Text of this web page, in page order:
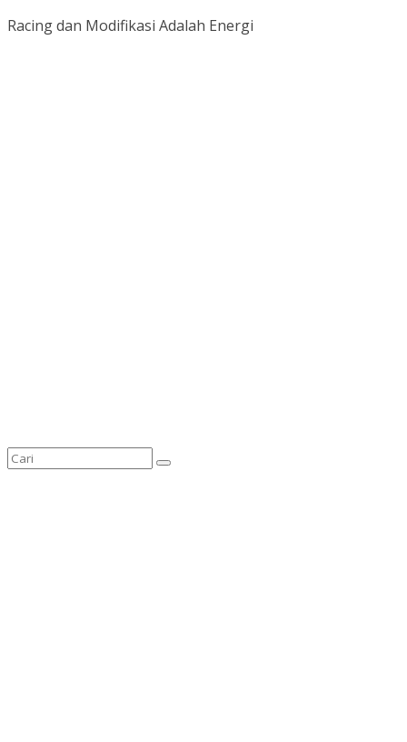
Racing dan Modifikasi Adalah Energi